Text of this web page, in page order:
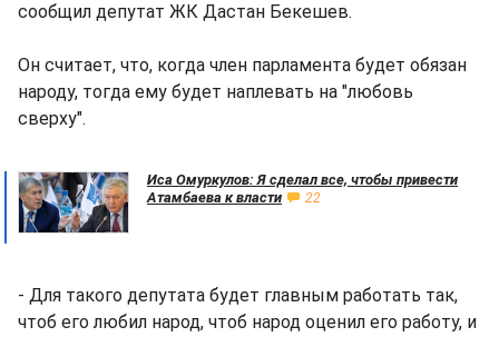
сообщил депутат ЖК Дастан Бекешев.
Он считает, что, когда член парламента будет обязан
народу, тогда ему будет наплевать на "любовь
сверху".
Иса Омуркулов: Я сделал все, чтобы привести
Атамбаева к власти
22
- Для такого депутата будет главным работать так,
чтоб его любил народ, чтоб народ оценил его работу, и